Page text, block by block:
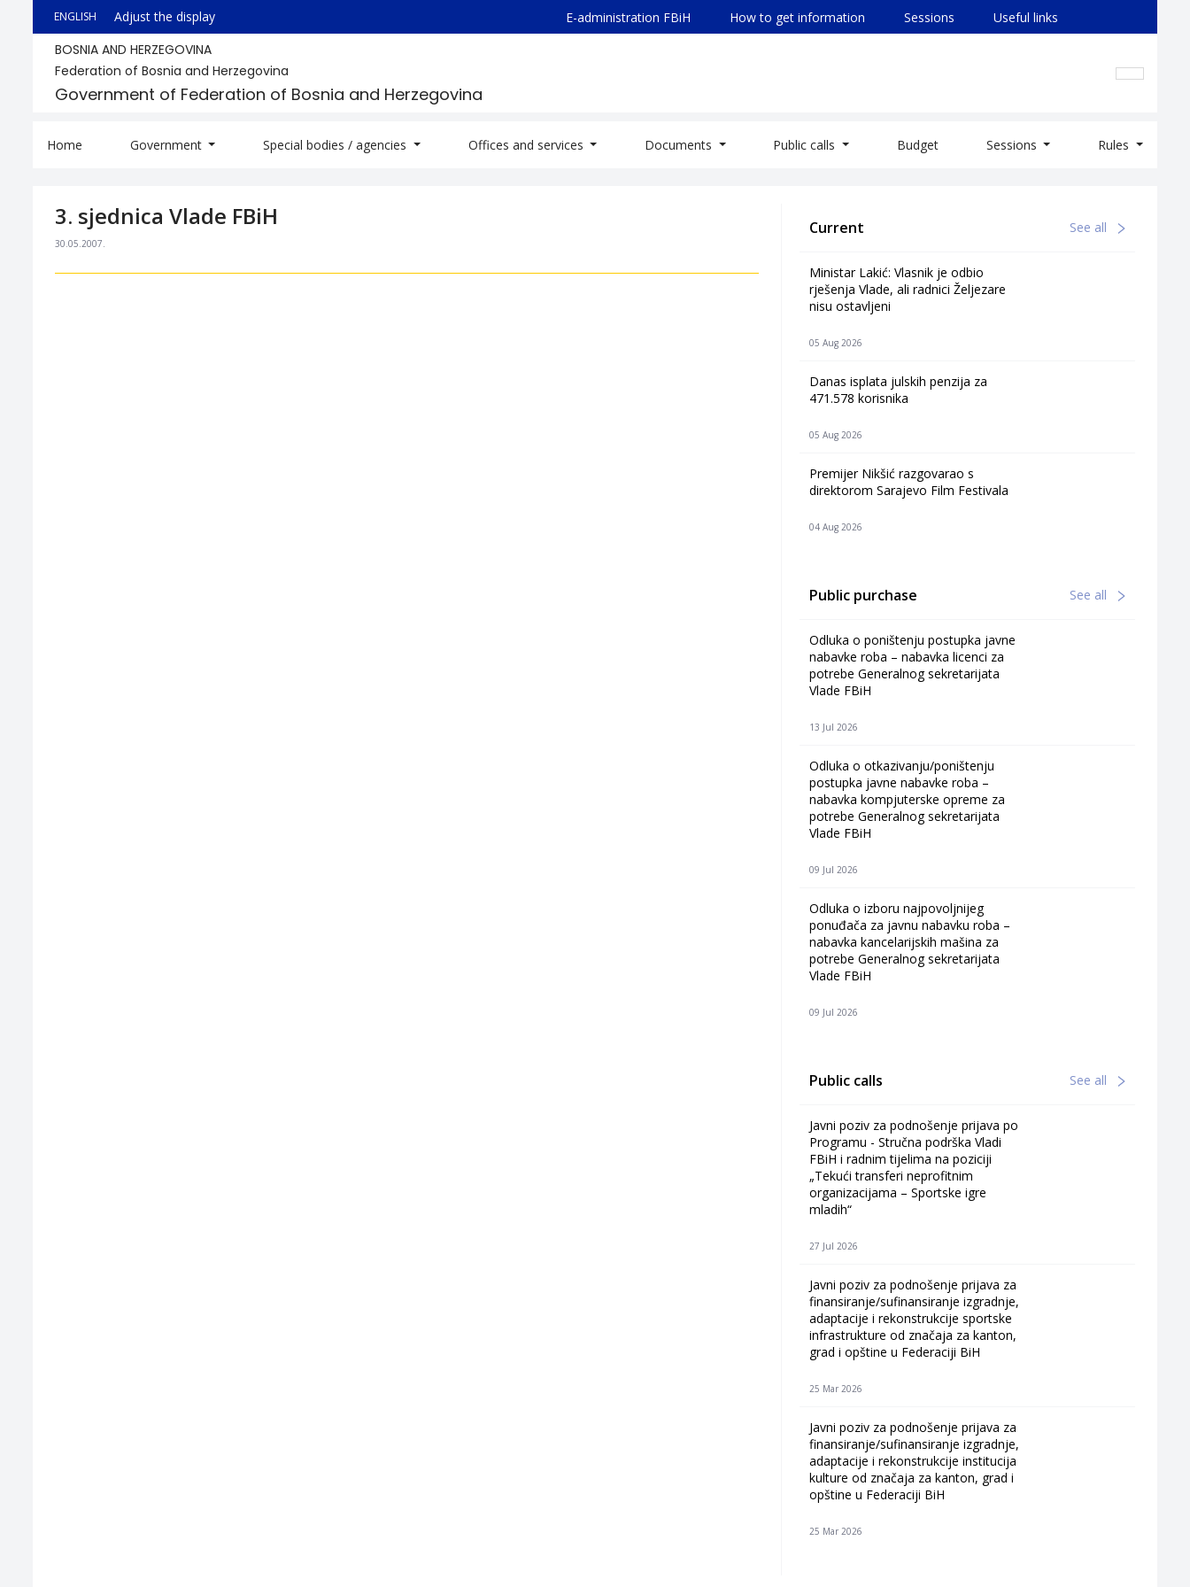
ENGLISH Adjust the display E-administration FBiH How to get information Sessions Useful links
BOSNIA AND HERZEGOVINA
Federation of Bosnia and Herzegovina
Government of Federation of Bosnia and Herzegovina
Home Government Special bodies / agencies Offices and services Documents Public calls Budget Sessions Rules
3. sjednica Vlade FBiH
30.05.2007.
Current See all
Ministar Lakić: Vlasnik je odbio
rješenja Vlade, ali radnici Željezare
nisu ostavljeni
05 Aug 2026
Danas isplata julskih penzija za
471.578 korisnika
05 Aug 2026
Premijer Nikšić razgovarao s
direktorom Sarajevo Film Festivala
04 Aug 2026
Public purchase See all
Odluka o poništenju postupka javne
nabavke roba – nabavka licenci za
potrebe Generalnog sekretarijata
Vlade FBiH
13 Jul 2026
Odluka o otkazivanju/poništenju
postupka javne nabavke roba –
nabavka kompjuterske opreme za
potrebe Generalnog sekretarijata
Vlade FBiH
09 Jul 2026
Odluka o izboru najpovoljnijeg
ponuđača za javnu nabavku roba –
nabavka kancelarijskih mašina za
potrebe Generalnog sekretarijata
Vlade FBiH
09 Jul 2026
Public calls See all
Javni poziv za podnošenje prijava po
Programu - Stručna podrška Vladi
FBiH i radnim tijelima na poziciji
„Tekući transferi neprofitnim
organizacijama – Sportske igre
mladih“
27 Jul 2026
Javni poziv za podnošenje prijava za
finansiranje/sufinansiranje izgradnje,
adaptacije i rekonstrukcije sportske
infrastrukture od značaja za kanton,
grad i opštine u Federaciji BiH
25 Mar 2026
Javni poziv za podnošenje prijava za
finansiranje/sufinansiranje izgradnje,
adaptacije i rekonstrukcije institucija
kulture od značaja za kanton, grad i
opštine u Federaciji BiH
25 Mar 2026